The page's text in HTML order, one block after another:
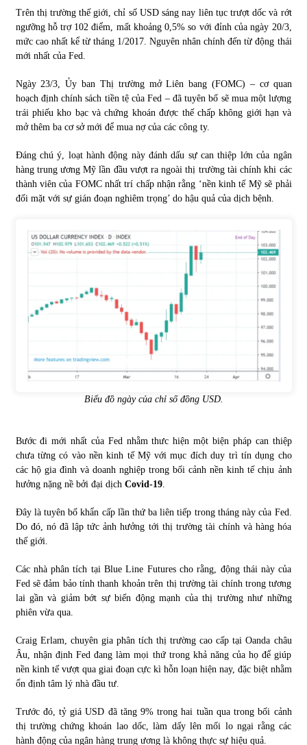
Trên thị trường thế giới, chỉ số USD sáng nay liên tục trượt dốc và rớt
ngưỡng hỗ trợ 102 điểm, mất khoảng 0,5% so với đỉnh của ngày 20/3,
mức cao nhất kể từ tháng 1/2017. Nguyên nhân chính đến từ động thái
mới nhất của Fed.
Ngày 23/3, Ủy ban Thị trường mở Liên bang (FOMC) – cơ quan
hoạch định chính sách tiền tệ của Fed – đã tuyên bố sẽ mua một lượng
trái phiếu kho bạc và chứng khoán được thế chấp không giới hạn và
mở thêm ba cơ sở mới để mua nợ của các công ty.
Đáng chú ý, loạt hành động này đánh dấu sự can thiệp lớn của ngân
hàng trung ương Mỹ lần đầu vượt ra ngoài thị trường tài chính khi các
thành viên của FOMC nhất trí chấp nhận rằng ‘nền kinh tế Mỹ sẽ phải
đối mặt với sự gián đoạn nghiêm trọng’ do hậu quả của dịch bệnh.
Biểu đồ ngày của chỉ số đồng USD.
Bước đi mới nhất của Fed nhằm thưc hiện một biện pháp can thiệp
chưa từng có vào nền kinh tế Mỹ với mục đích duy trì tín dụng cho
các hộ gia đình và doanh nghiệp trong bối cảnh nền kinh tế chịu ảnh
hưởng nặng nề bởi đại dịch Covid-19.
Đây là tuyên bố khẩn cấp lần thứ ba liên tiếp trong tháng này của Fed.
Do đó, nó đã lập tức ảnh hưởng tới thị trường tài chính và hàng hóa
thế giới.
Các nhà phân tích tại Blue Line Futures cho rằng, động thái này của
Fed sẽ đảm bảo tính thanh khoản trên thị trường tài chính trong tương
lai gần và giảm bớt sự biến động mạnh của thị trường như những
phiên vừa qua.
Craig Erlam, chuyên gia phân tích thị trường cao cấp tại Oanda châu
Âu, nhận định Fed đang làm mọi thứ trong khả năng của họ để giúp
nền kinh tế vượt qua giai đoạn cực kì hỗn loạn hiện nay, đặc biệt nhằm
ổn định tâm lý nhà đầu tư.
Trước đó, tỷ giá USD đã tăng 9% trong hai tuần qua trong bối cảnh
thị trường chứng khoán lao dốc, làm dấy lên mối lo ngại rằng các
hành động của ngân hàng trung ương là không thực sự hiệu quả.